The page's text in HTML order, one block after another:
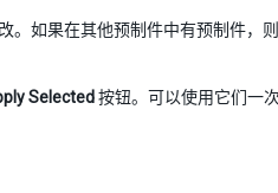
。如果在其他预制件中有预制件，则
Selected按钮。可以使用它们一